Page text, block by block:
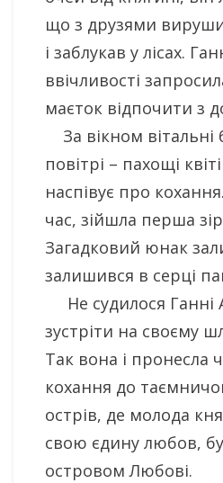
що з друзями
і заблукав у лісах.
ввічливості
маєток відпочити з
За вікном вітальні
повітрі – пахощі
наспівує про
час, зійшла перша
Загадковий юнак
залишився в серці
Не судилося Ганні
зустріти на своєму
Так вона і пронесла
кохання до
острів, де молода
свою єдину любов,
островом Любові.